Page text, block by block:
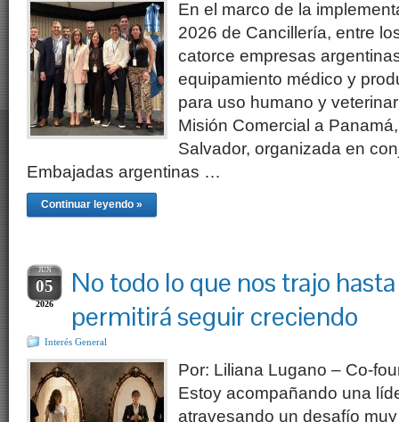
En el marco de la
2026 de Cancillería, entre
catorce empresas
equipamiento médico y
para uso humano y
Misión Comercial a
Salvador, organizada en
Embajadas argentinas …
Continuar leyendo »
JUN
05
2026
No todo lo que nos trajo
permitirá seguir creciendo
Interés General
Por: Liliana Lugano – Co-
Estoy acompañando una
atravesando un desafío